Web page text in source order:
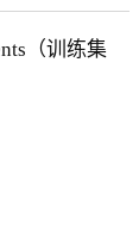
（训练集